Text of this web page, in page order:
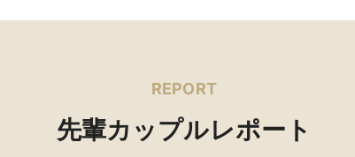
REPORT
先輩カップルレポート